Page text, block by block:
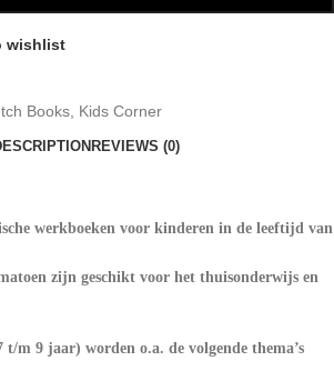
wishlist
Books, Kids Corner
REVIEWS (0)
werkboeken voor kinderen in de leeftijd van
zijn geschikt voor het thuisonderwijs en
m 9 jaar) worden o.a. de volgende thema’s